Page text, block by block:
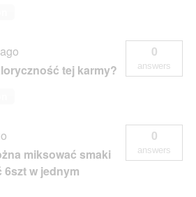
tej karmy?
0
answers
miksować smaki
w jednym
0
answers